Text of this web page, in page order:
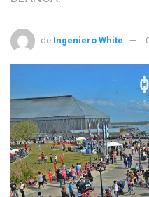
de Ingeniero White